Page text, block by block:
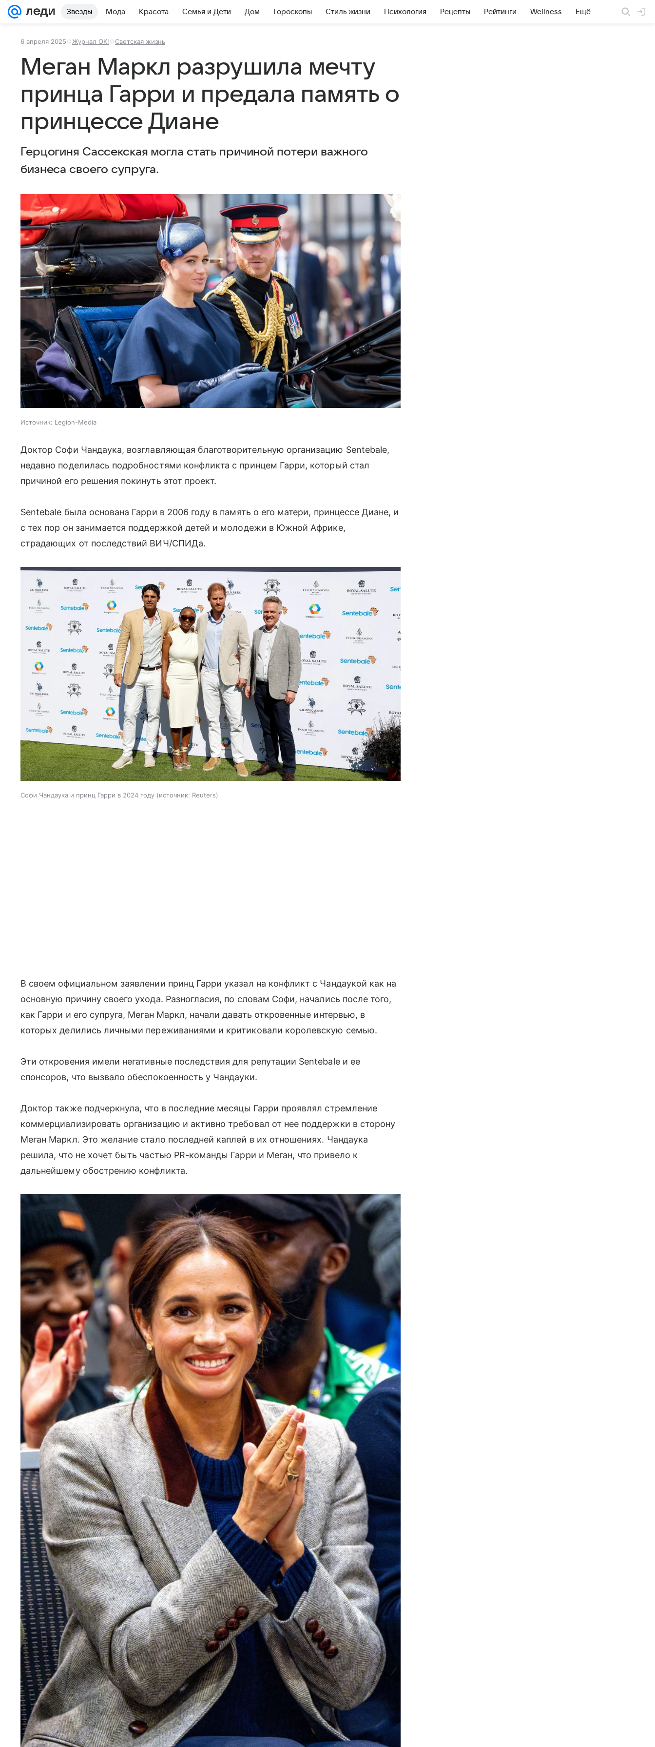
Звезды Мода Красота Семья и Дети Дом Гороскопы Стиль жизни Психология Рецепты Рейтинги Wellness Ещё
6 апреля 2025 Журнал OK! Светская жизнь
Меган Маркл разрушила мечту
принца Гарри и предала память о
принцессе Диане
Герцогиня Сассекская могла стать причиной потери важного
бизнеса своего супруга.
Источник: Legion-Media
Доктор Софи Чандаука, возглавляющая благотворительную организацию Sentebale,
недавно поделилась подробностями конфликта с принцем Гарри, который стал
причиной его решения покинуть этот проект.
Sentebale была основана Гарри в 2006 году в память о его матери, принцессе Диане, и
с тех пор он занимается поддержкой детей и молодежи в Южной Африке,
страдающих от последствий ВИЧ/СПИДа.
Софи Чандаука и принц Гарри в 2024 году источник: Reuters
В своем официальном заявлении принц Гарри указал на конфликт с Чандаукой как на
основную причину своего ухода. Разногласия, по словам Софи, начались после того,
как Гарри и его супруга, Меган Маркл, начали давать откровенные интервью, в
которых делились личными переживаниями и критиковали королевскую семью.
Эти откровения имели негативные последствия для репутации Sentebale и ее
спонсоров, что вызвало обеспокоенность у Чандауки.
Доктор также подчеркнула, что в последние месяцы Гарри проявлял стремление
коммерциализировать организацию и активно требовал от нее поддержки в сторону
Меган Маркл. Это желание стало последней каплей в их отношениях. Чандаука
решила, что не хочет быть частью PR-команды Гарри и Меган, что привело к
дальнейшему обострению конфликта.